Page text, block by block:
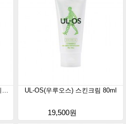
UL-OS(우루오스) 스칼프샴푸 리필420ml UL-OS(우루오스) 스킨크림 80ml
19,500원